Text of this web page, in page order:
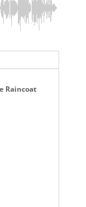
Raincoat